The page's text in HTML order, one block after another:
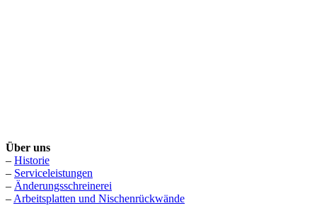
Über uns
– Historie
– Serviceleistungen
– Änderungsschreinerei
– Arbeitsplatten und Nischenrückwände